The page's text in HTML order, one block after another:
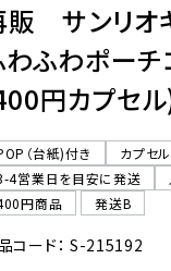
サンリオ
わふわポー
円カプセ
（台紙)付き
カプセ
4営業日を目安に発送
円商品
発送B
コード： S-215192